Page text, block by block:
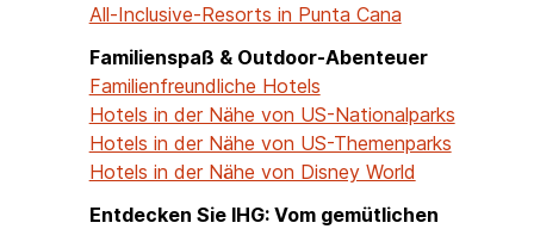
All-Inclusive-Resorts in Punta Cana
Familienspaß & Outdoor-Abenteuer
Familienfreundliche Hotels
Hotels in der Nähe von US-Nationalparks
Hotels in der Nähe von US-Themenparks
Hotels in der Nähe von Disney World
Entdecken Sie IHG: Vom gemütlichen